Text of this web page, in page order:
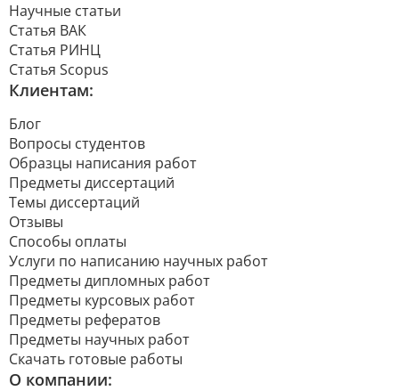
Научные статьи
Статья ВАК
Статья РИНЦ
Статья Scopus
Клиентам:
Блог
Вопросы студентов
Образцы написания работ
Предметы диссертаций
Темы диссертаций
Отзывы
Способы оплаты
Услуги по написанию научных работ
Предметы дипломных работ
Предметы курсовых работ
Предметы рефератов
Предметы научных работ
Скачать готовые работы
О компании: